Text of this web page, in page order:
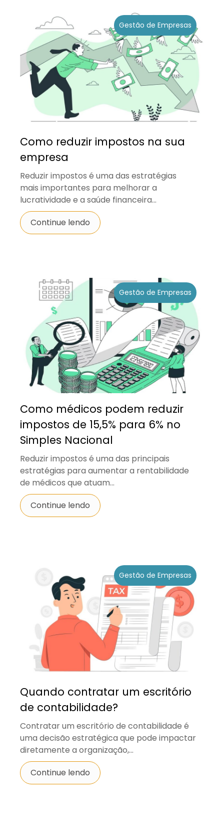
Gestão de Empresas
Como reduzir impostos na sua
empresa
Reduzir impostos é uma das estratégias
mais importantes para melhorar a
lucratividade e a saúde financeira...
Continue lendo
Gestão de Empresas
Como médicos podem reduzir
impostos de 15,5% para 6% no
Simples Nacional
Reduzir impostos é uma das principais
estratégias para aumentar a rentabilidade
de médicos que atuam...
Continue lendo
Gestão de Empresas
Quando contratar um escritório
de contabilidade?
Contratar um escritório de contabilidade é
uma decisão estratégica que pode impactar
diretamente a organização,...
Continue lendo